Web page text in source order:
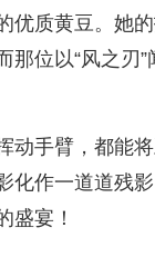
优质黄豆。她
位以“风之刃
动手臂，都能
化作一道道残
盛宴！